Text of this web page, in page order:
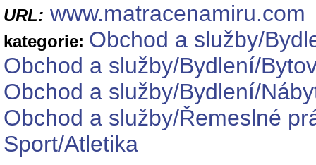
URL: www.matracenamiru.com
kategorie: Obchod a služby/
Obchod a služby/Bydlení/
Obchod a služby/Bydlení/
Obchod a služby/Řemeslné
Sport/Atletika